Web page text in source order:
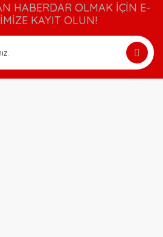
HABERDAR OLMAK İÇİN E-
KAYIT OLUN!